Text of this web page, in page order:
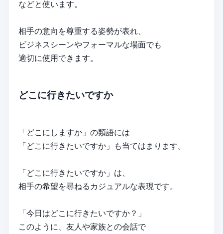
などと使います。
相手の意向を尊重する姿勢が表れ、
ビジネスシーンやフォーマルな場面でも
適切に使用できます。
どこに行きたいですか
「どこにしますか」の類語には
「どこに行きたいですか」も当てはまります。
「どこに行きたいですか」は、
相手の希望を尋ねるカジュアルな表現です。
「今日はどこに行きたいですか？」
このように、友人や家族との会話で